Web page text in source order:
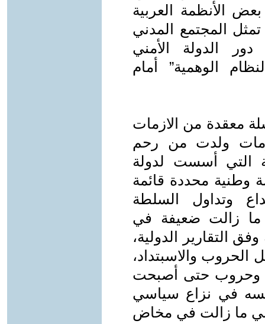
الأنظمة العربية
تمثل المجتمع المدني
الدولة الأمني
الوهمية” أمام
معقدة من الازمات
ولدت من رحم
التي أسست لدولة
وطنية محددة قائمة
وتداول السلطة
ما زالت ضعيفة في
التقارير الدولية،
الحروب والاسبتداد،
وحروب حتى أصبحت
في نزاع سياسي
ما زالت في مخاض